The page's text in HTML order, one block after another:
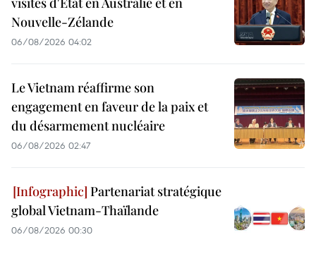
Nouvelle-Zélande
06/08/2026 04:02
Le Vietnam réaffirme son
engagement en faveur de la paix et
du désarmement nucléaire
06/08/2026 02:47
Partenariat stratégique
global Vietnam-Thaïlande
06/08/2026 00:30